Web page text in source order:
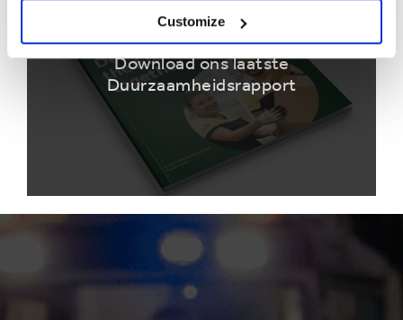
Customize
Download ons laatste
Duurzaamheidsrapport